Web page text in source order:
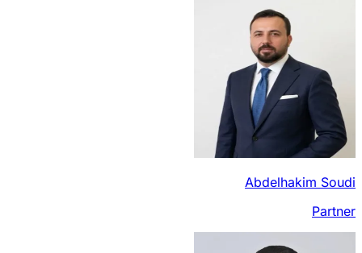
Abdelhakim Soudi
Partner